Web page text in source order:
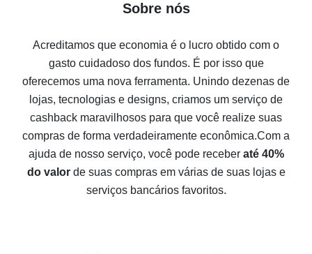
compras
Aliexpress
Como receber cashback no Aliexpress - formas fáceis
de se obter cashback
10% de cashback no Aliexpress - o impossível é
possível
O melhor cashback no Aliexpress - como encontrá-lo
O melhor serviço de cashback para o Aliexpress -
vamos comparar ofertas
Sobre nós
Acreditamos que economia é o lucro obtido com o
gasto cuidadoso dos fundos. É por isso que
oferecemos uma nova ferramenta. Unindo dezenas de
lojas, tecnologias e designs, criamos um serviço de
cashback maravilhosos para que você realize suas
compras de forma verdadeiramente econômica.Com a
ajuda de nosso serviço, você pode receber até 40%
do valorde suas compras em várias de suas lojas e
serviços bancários favoritos.